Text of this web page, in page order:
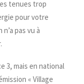
tenues trop
pour votre
pas vu à
3, mais en national
« Village